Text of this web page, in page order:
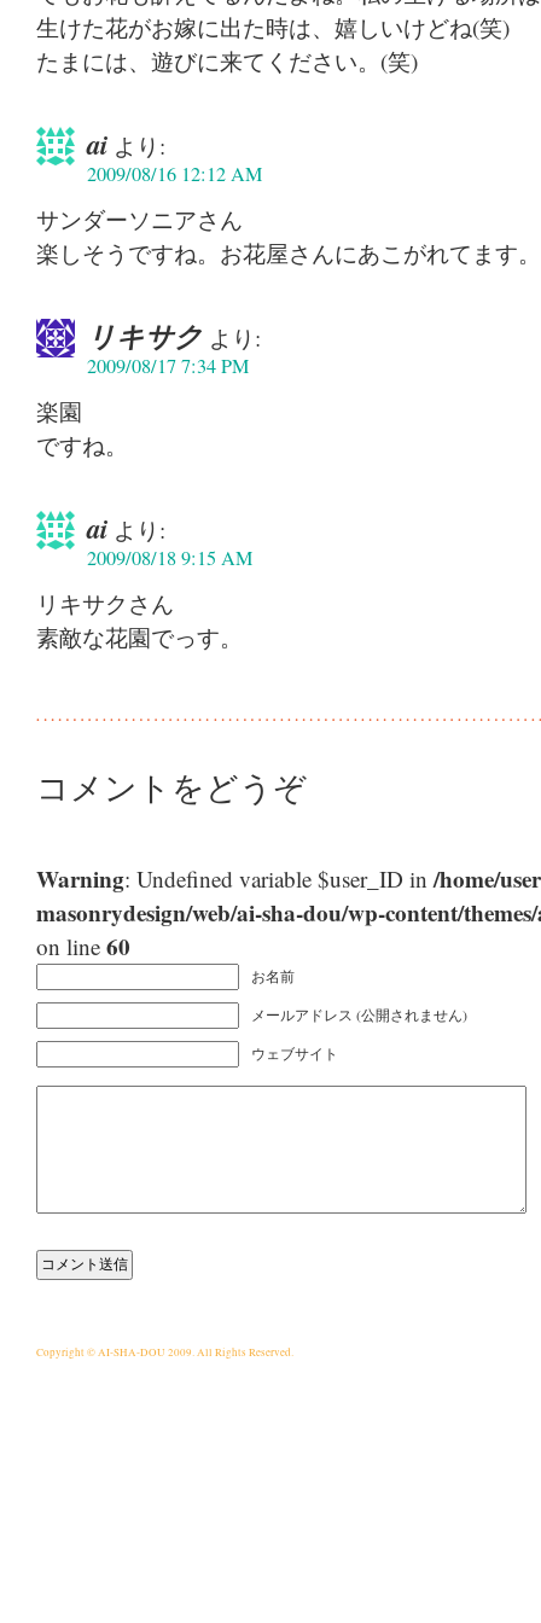
生けた花がお嫁に出た時は、嬉しいけどね(笑)
たまには、遊びに来てください。(笑)
ai より:
2009/08/16 12:12 AM
サンダーソニアさん
楽しそうですね。お花屋さんにあこがれてます。
リキサク より:
2009/08/17 7:34 PM
楽園
ですね。
ai より:
2009/08/18 9:15 AM
リキサクさん
素敵な花園でっす。
コメントをどうぞ
Warning: Undefined variable $user_ID in/home/
masonrydesign/web/ai-sha-dou/wp-content/
on line 60
お名前
メールアドレス (公開されません)
ウェブサイト
Copyright © AI-SHA-DOU 2009. All Rights Reserved.